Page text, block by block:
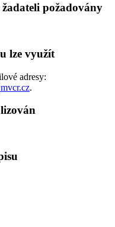
požadovány
lze využít
adresy:
.